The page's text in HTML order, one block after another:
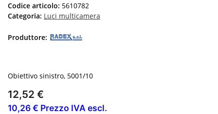
Codice articolo: 5610782
Categoria: Luci multicamera
Produttore:
Obiettivo sinistro, 5001/10
12,52 €
10,26 € Prezzo IVA escl.